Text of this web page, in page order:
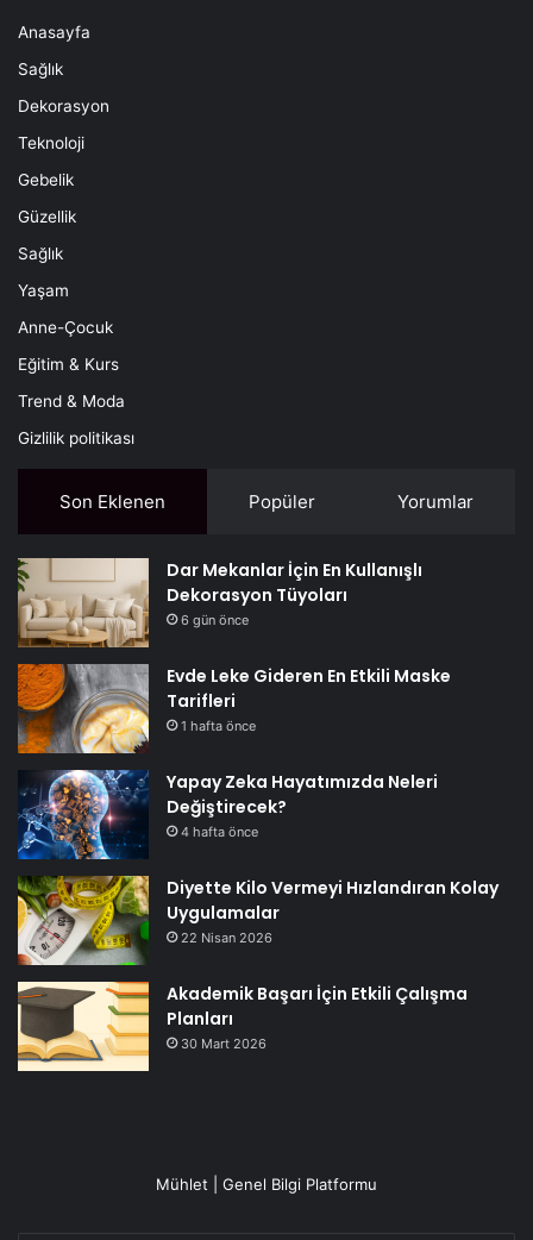
Anasayfa
Sağlık
Dekorasyon
Teknoloji
Gebelik
Güzellik
Sağlık
Yaşam
Anne-Çocuk
Eğitim & Kurs
Trend & Moda
Gizlilik politikası
Son Eklenen Popüler Yorumlar
Dar Mekanlar İçin En Kullanışlı
Dekorasyon Tüyoları
6 gün önce
Evde Leke Gideren En Etkili Maske
Tarifleri
1 hafta önce
Yapay Zeka Hayatımızda Neleri
Değiştirecek?
4 hafta önce
Diyette Kilo Vermeyi Hızlandıran Kolay
Uygulamalar
22 Nisan 2026
Akademik Başarı İçin Etkili Çalışma
Planları
30 Mart 2026
Mühlet | Genel Bilgi Platformu